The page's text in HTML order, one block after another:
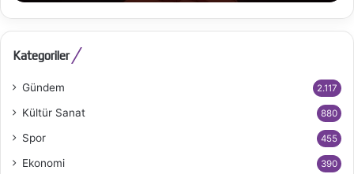
Kategoriler
Gündem 2.117
Kültür Sanat 880
Spor 455
Ekonomi 390